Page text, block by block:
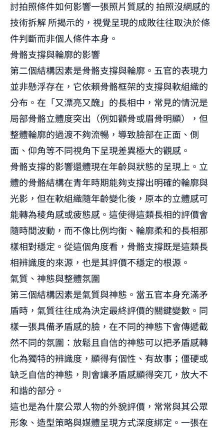
討拍照條件如何影響一張照片質感的拍照沒網感的
技術拆解所揭示的，視覺呈現的成敗往往取決於條
件判斷而非個人條件本身。
骨骼支撐與輪廓的影響
第二個結構因素是骨骼支撐與輪廓。五官的表現力
並非懸浮存在，它依賴骨骼框架的支撐與軟組織的
分布。在「又漂亮又醜」的長相中，常見的情況是
局部骨骼立體度突出（例如顴骨或眉骨明顯），但
整體輪廓的過渡不夠流暢，導致臉部在正面、側
面、仰角等不同視角下呈現差異極大的觀感。
骨骼支撐的影響還體現在年齡與狀態的呈現上。立
體的骨骼結構在青年時期能夠支撐出明確的輪廓與
光影，但在軟組織隨年齡變化後，原本的立體感可
能轉為稜角感或疲態感。這使得這類長相的評價會
隨時間波動，而不像比例均衡、輪廓柔和的長相那
樣相對穩定。從這個角度看，骨骼支撐既是這類長
相辨識度的來源，也是其評價不穩定的根源。
氣質、神態與整體氛圍
第三個結構因素是氣質與神態。當五官本身充滿矛
盾時，氣質往往成為決定最終評價的關鍵變數。同
樣一張具備矛盾感的臉，在不同的神態下會傳遞截
然不同的氛圍：放鬆且自信的神態可以把矛盾感轉
化為獨特的辨識度，顯得有個性、有故事；僵硬或
缺乏自信的神態，則會讓矛盾感顯得突兀，放大不
和諧的部分。
這也是為什麼公眾人物的外貌評價，常常與其公眾
形象、造型策略與媒體呈現方式深度綁定。一張在